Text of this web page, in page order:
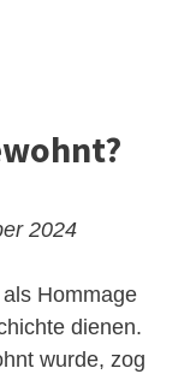
2024
Hommage
dienen.
wurde, zog